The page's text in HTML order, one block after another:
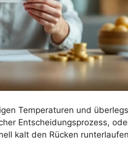
Temperaturen und
Entscheidungsprozess,
kalt den Rücken